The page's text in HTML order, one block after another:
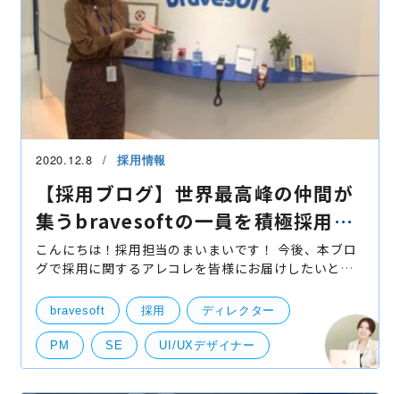
2020.12.8 採用情報
【採用ブログ】世界最高峰の仲間が
集うbravesoftの一員を積極採用
中！
こんにちは！採用担当のまいまいです！ 今後、本ブロ
グで採用に関するアレコレを皆様にお届けしたいと思
bravesoftの求める人物像のご紹介をしていきま
す！！ &nb
bravesoft 採用 ディレクター
PM SE UI/UXデザイナー